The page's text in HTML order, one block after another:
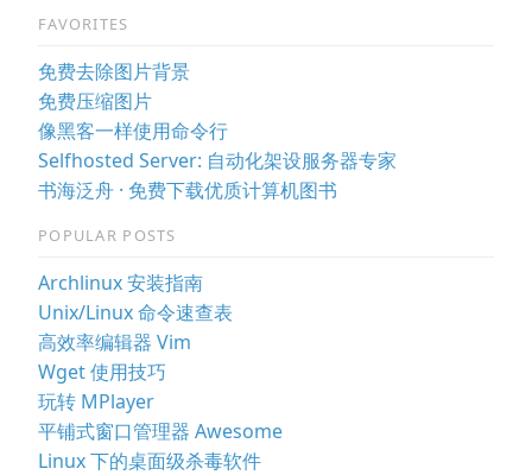
FAVORITES
免费去除图片背景
免费压缩图片
像黑客一样使用命令行
Selfhosted Server: 自动化架设服务器专家
书海泛舟 · 免费下载优质计算机图书
POPULAR POSTS
Archlinux 安装指南
Unix/Linux 命令速查表
高效率编辑器 Vim
Wget 使用技巧
玩转 MPlayer
平铺式窗口管理器 Awesome
Linux 下的桌面级杀毒软件